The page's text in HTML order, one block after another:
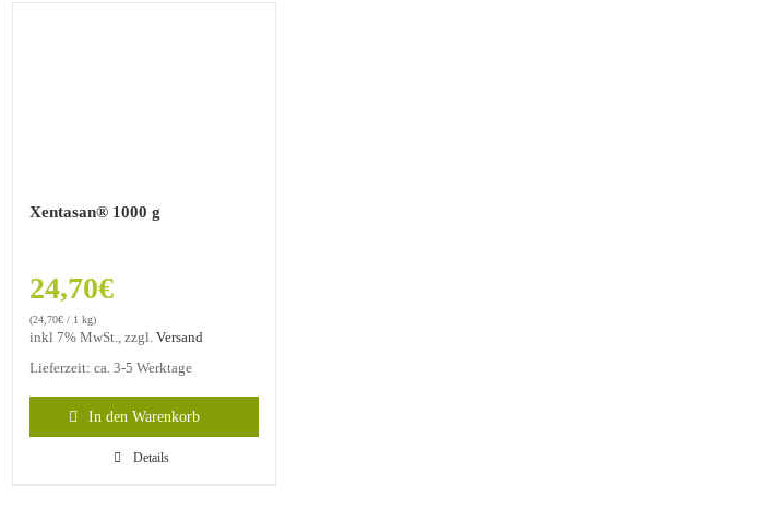
Xentasan® 1000 g
24,70€
(24,70€/ 1 kg)
inkl 7% MwSt., zzgl. Versand
Lieferzeit: ca. 3-5 Werktage
In den Warenkorb
Details